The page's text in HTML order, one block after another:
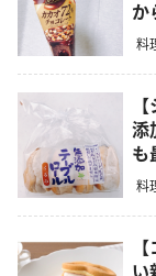
か
料
添
も
料